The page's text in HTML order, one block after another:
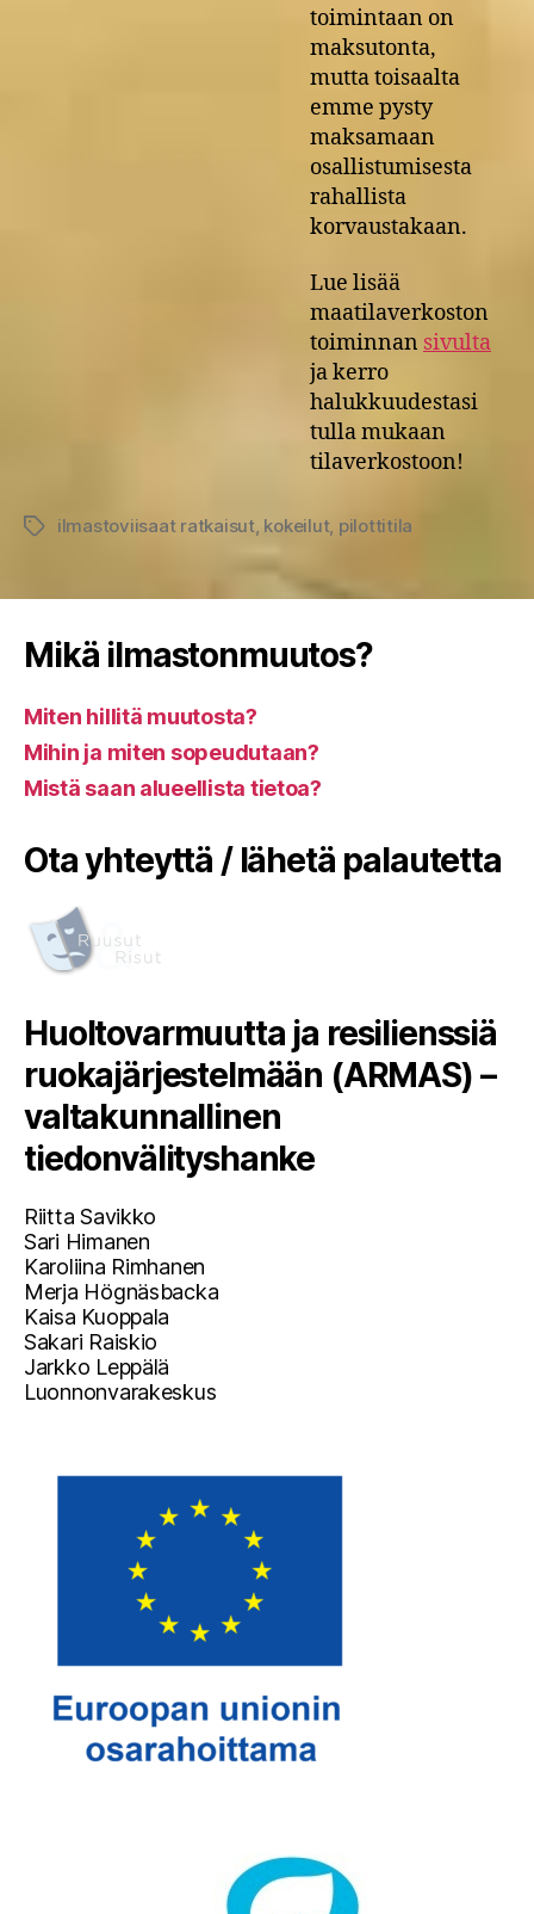
toimintaan on
maksutonta,
mutta toisaalta
emme pysty
maksamaan
osallistumisesta
rahallista
korvaustakaan.
Lue lisää
maatilaverkoston
toiminnan sivulta
ja kerro
halukkuudestasi
tulla mukaan
tilaverkostoon!
Avainsanat
ilmastoviisaat ratkaisut, kokeilut, pilottitila
Mikä ilmastonmuutos?
Miten hillitä muutosta?
Mihin ja miten sopeudutaan?
Mistä saan alueellista tietoa?
Ota yhteyttä / lähetä palautetta
Huoltovarmuutta ja resilienssiä
ruokajärjestelmään (ARMAS) –
valtakunnallinen
tiedonvälityshanke
Riitta Savikko
Sari Himanen
Karoliina Rimhanen
Merja Högnäsbacka
Kaisa Kuoppala
Sakari Raiskio
Jarkko Leppälä
Luonnonvarakeskus